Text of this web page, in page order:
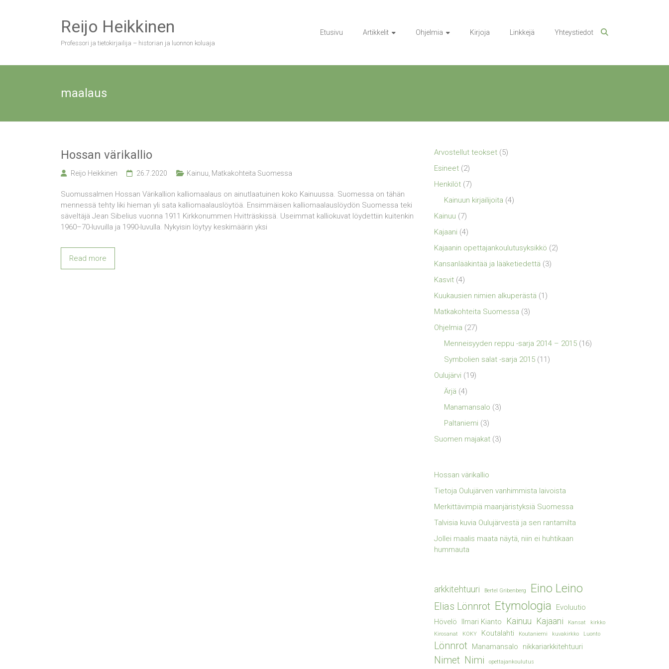
Reijo Heikkinen
Professori ja tietokirjailija – historian ja luonnon koluaja
Etusivu Artikkelit Ohjelmia Kirjoja Linkkejä Yhteystiedot
maalaus
Hossan värikallio
Reijo Heikkinen 26.7.2020 Kainuu Matkakohteita Suomessa
Suomussalmen Hossan Värikallion kalliomaalaus on ainutlaatuinen koko Kainuussa. Suomessa on tähän
mennessä tehty liki hieman yli sata kalliomaalauslöytöä. Ensimmäisen kalliomaalauslöydön Suomessa teki
säveltäjä Jean Sibelius vuonna 1911 Kirkkonummen Hvitträskissä. Useimmat kalliokuvat löydettiin kuitenkin
1960–70-luvuilla ja 1990-luvulla. Nykyisin löytyy keskimäärin yksi
Read more
Arvostellut teokset (5)
Esineet (2)
Henkilöt (7)
Kainuun kirjailijoita (4)
Kainuu (7)
Kajaani (4)
Kajaanin opettajankoulutusyksikkö (2)
Kansanlääkintää ja lääketiedettä (3)
Kasvit (4)
Kuukausien nimien alkuperästä (1)
Matkakohteita Suomessa (3)
Ohjelmia (27)
Menneisyyden reppu -sarja 2014 – 2015 (16)
Symbolien salat -sarja 2015 (11)
Oulujärvi (19)
Ärjä (4)
Manamansalo (3)
Paltaniemi (3)
Suomen majakat (3)
Hossan värikallio
Tietoja Oulujärven vanhimmista laivoista
Merkittävimpiä maanjäristyksiä Suomessa
Talvisia kuvia Oulujärvestä ja sen rantamilta
Jollei maalis maata näytä, niin ei huhtikaan
hummauta
arkkitehtuuri Bertel Gribenberg Eino Leino
Elias Lönnrot Etymologia
Evoluutio
Hövelö
Ilmari Kianto Kainuu Kajaani Kansat
kirkko
Kirosanat
KOKY Koutalahti Koutaniemi kuvakirkko Luonto
Lönnrot Manamansalo nikkariarkkitehtuuri
Nimet Nimi opettajankoulutus